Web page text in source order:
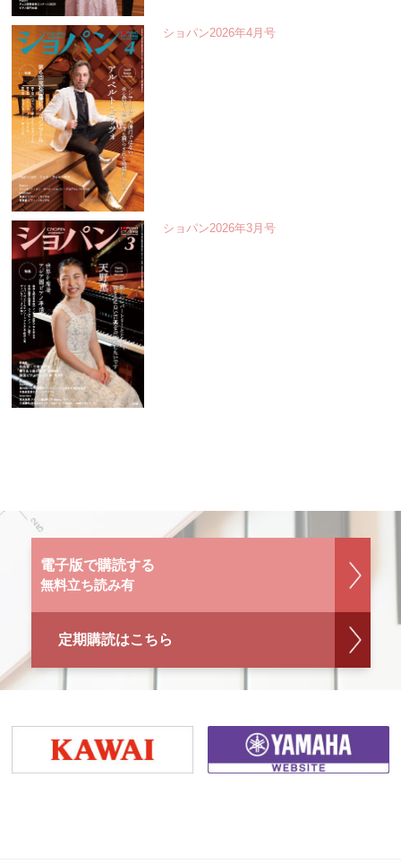
ショパン2026年4月号
ショパン2026年3月号
電子版で購読する
無料立ち読み有
定期購読はこちら